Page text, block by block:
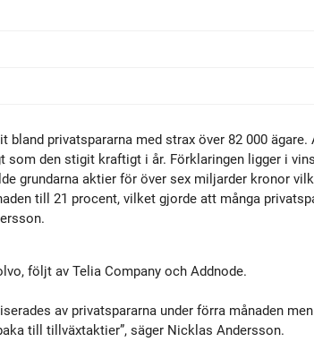
bland privatspararna med strax över 82 000
som den stigit kraftigt i år. Förklaringen ligger i
grundarna aktier för över sex miljarder kronor
till 21 procent, vilket gjorde att många
följt av Telia Company och Addnode.
av privatspararna under förra månaden
till tillväxtaktier”, säger Nicklas Andersson.